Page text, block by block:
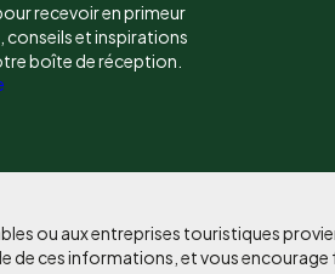
recevoir en primeur
conseils et inspirations
boîte de réception.
ou aux entreprises touristiques
de ces informations, et vous